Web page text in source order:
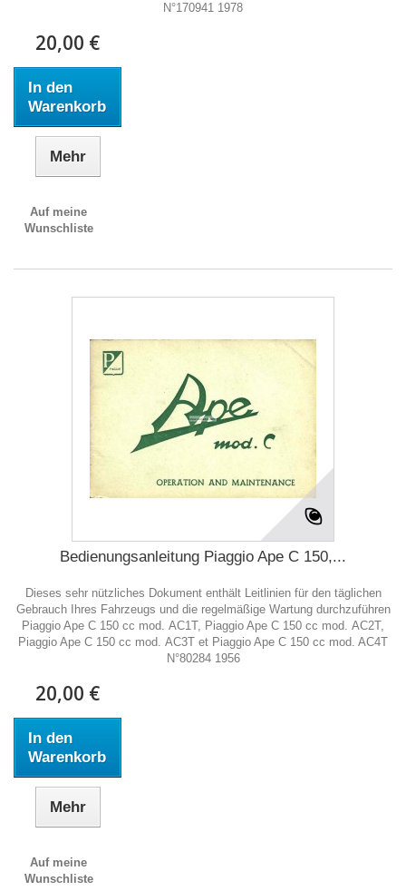
N°170941 1978
20,00 €
In den
Warenkorb
Mehr
Auf meine
Wunschliste
Bedienungsanleitung Piaggio Ape C 150,...
Dieses sehr nützliches Dokument enthält Leitlinien für den täglichen
Gebrauch Ihres Fahrzeugs und die regelmäßige Wartung durchzuführen
Piaggio Ape C 150 cc mod. AC1T, Piaggio Ape C 150 cc mod. AC2T,
Piaggio Ape C 150 cc mod. AC3T et Piaggio Ape C 150 cc mod. AC4T
N°80284 1956
20,00 €
In den
Warenkorb
Mehr
Auf meine
Wunschliste